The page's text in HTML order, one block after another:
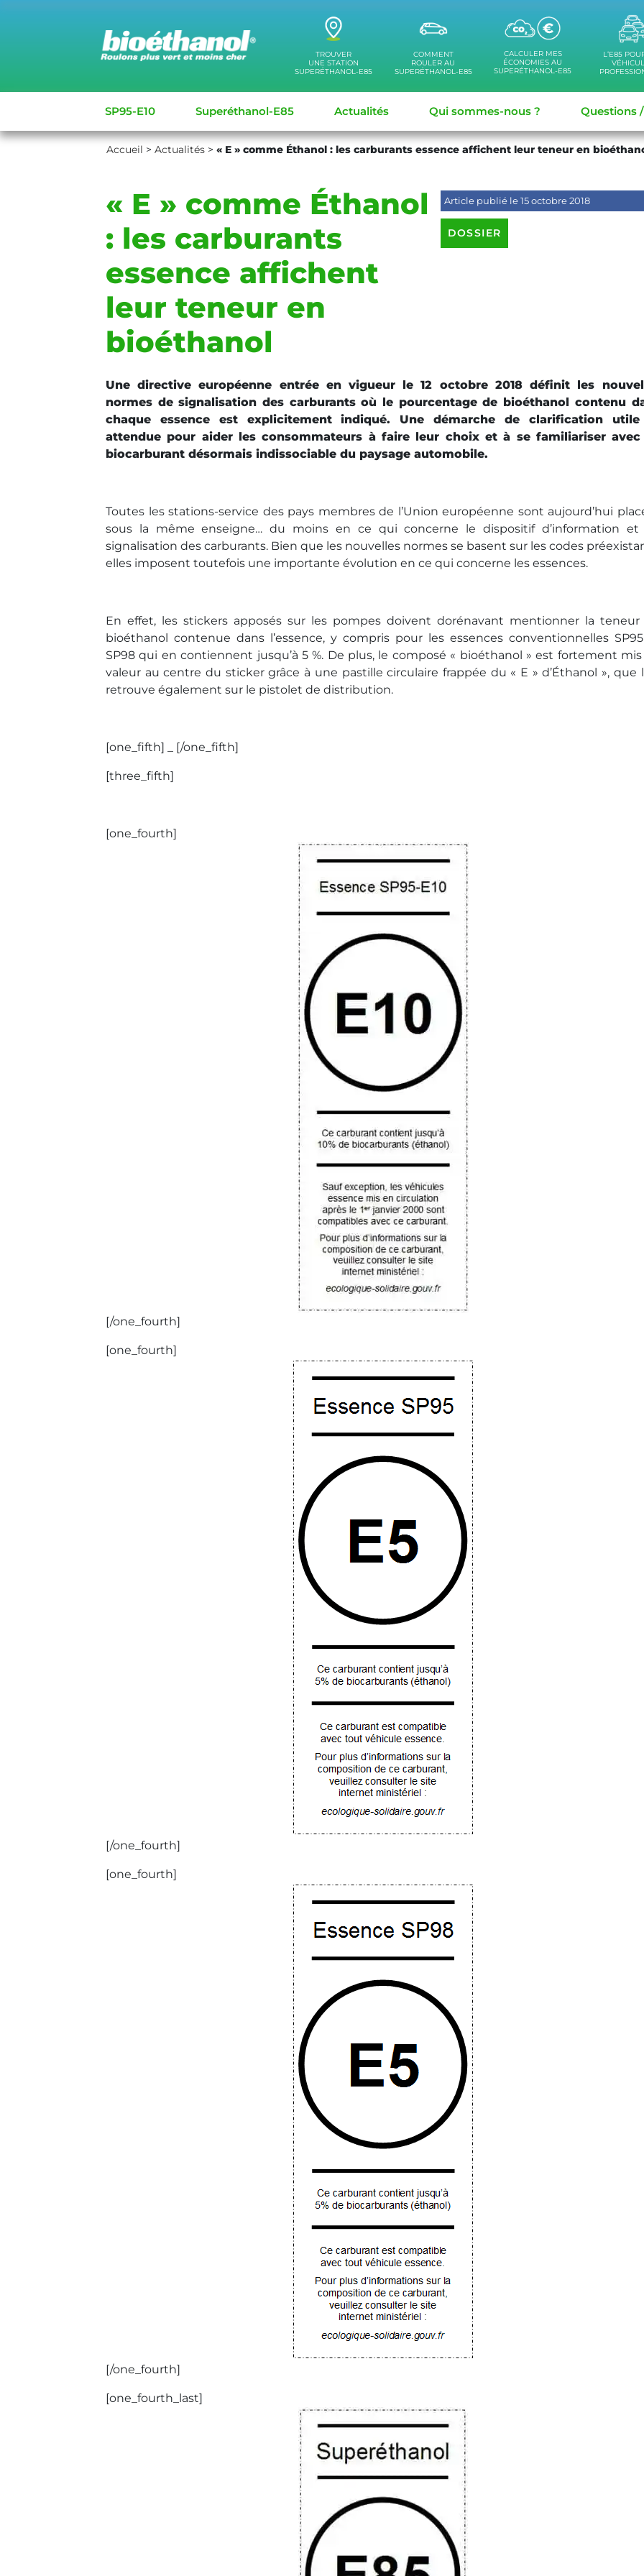
TROUVER
UNE STATION
SUPERÉTHANOL-E85
COMMENT
ROULER AU
SUPERÉTHANOL-E85
CALCULER MES
ÉCONOMIES AU
SUPERÉTHANOL-E85
L’E85
SP95-E10 Superéthanol-E85 Actualités Qui sommes-nous ? Questions
Accueil > Actualités > « E » comme Éthanol : les carburants essence affichent leur teneur en
« E » comme Éthanol
: les carburants
essence affichent
leur teneur en
bioéthanol
Article publié le 15 octobre 2018
DOSSIER
Une directive européenne entrée en vigueur le 12 octobre 2018 définit les
normes de signalisation des carburants où le pourcentage de bioéthanol contenu
chaque essence est explicitement indiqué. Une démarche de clarification
attendue pour aider les consommateurs à faire leur choix et à se familiariser avec
biocarburant désormais indissociable du paysage automobile.
Toutes les stations-service des pays membres de l’Union européenne sont aujourd’hui
sous la même enseigne… du moins en ce qui concerne le dispositif d’information et
signalisation des carburants. Bien que les nouvelles normes se basent sur les codes
elles imposent toutefois une importante évolution en ce qui concerne les essences.
En effet, les stickers apposés sur les pompes doivent dorénavant mentionner la teneur
bioéthanol contenue dans l’essence, y compris pour les essences conventionnelles
SP98 qui en contiennent jusqu’à 5 %. De plus, le composé « bioéthanol » est fortement
valeur au centre du sticker grâce à une pastille circulaire frappée du « E » d’Éthanol », que
retrouve également sur le pistolet de distribution.
[one_fifth] _ [/one_fifth]
[three_fifth]
[one_fourth]
[/one_fourth]
[one_fourth]
[/one_fourth]
[one_fourth]
[/one_fourth]
[one_fourth_last]